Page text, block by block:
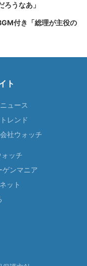
うなあ」
付き「総理が主役の
ト
ュース
レンド
社ウォッチ
ッチ
ゲンマニア
ット